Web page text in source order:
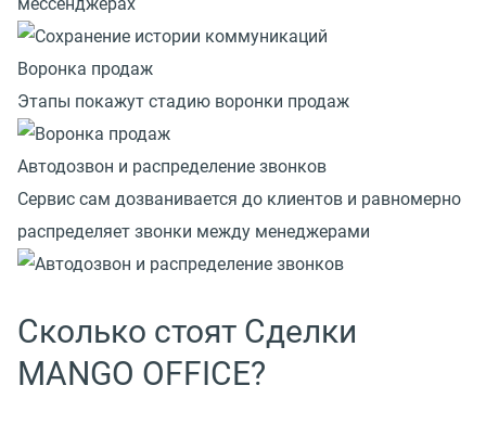
Воронка продаж
Этапы покажут стадию воронки продаж
Автодозвон и распределение звонков
Сервис сам дозванивается до клиентов и равномерно
распределяет звонки между менеджерами
Сколько стоят Сделки
MANGO OFFICE?